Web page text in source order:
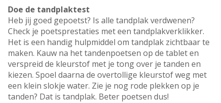
Doe de tandplaktest
Heb jij goed gepoetst? Is alle tandplak verdwenen?
Check je poetsprestaties met een tandplakverklikker.
Het is een handig hulpmiddel om tandplak zichtbaar te
maken. Kauw na het tandenpoetsen op de tablet en
verspreid de kleurstof met je tong over je tanden en
kiezen. Spoel daarna de overtollige kleurstof weg met
een klein slokje water. Zie je nog rode plekken op je
tanden? Dat is tandplak. Beter poetsen dus!